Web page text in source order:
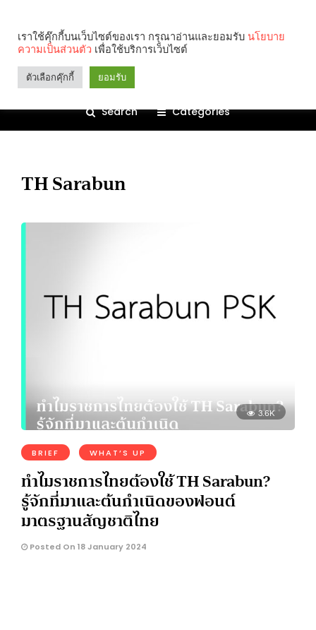
Search Categories
TH Sarabun
3.6K
BRIEF WHAT’S UP
ทำไมราชการไทยต้องใช้ TH Sarabun?
รู้จักที่มาและต้นกำเนิดของฟอนต์
มาตรฐานสัญชาติไทย
Posted On 18 January 2024
เราใช้คุ๊กกี้บนเว็บไซต์ของเรา กรุณาอ่านและยอมรับ นโยบาย
ความเป็นส่วนตัว เพื่อใช้บริการเว็บไซต์
ตัวเลือกคุ๊กกี้ ยอมรับ